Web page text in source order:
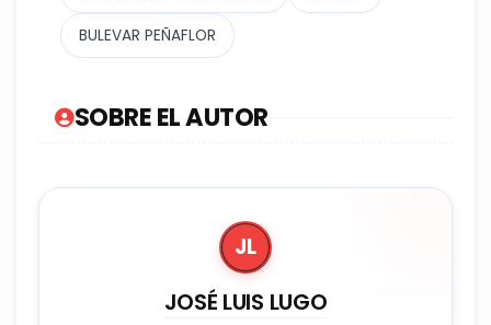
BULEVAR PEÑAFLOR
SOBRE EL AUTOR
JL
JOSÉ LUIS LUGO